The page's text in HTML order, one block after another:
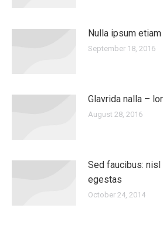
Nulla ipsum
September 18, 2016
Glavrida nalla –
August 28, 2016
Sed faucibus:
egestas
October 24, 2014